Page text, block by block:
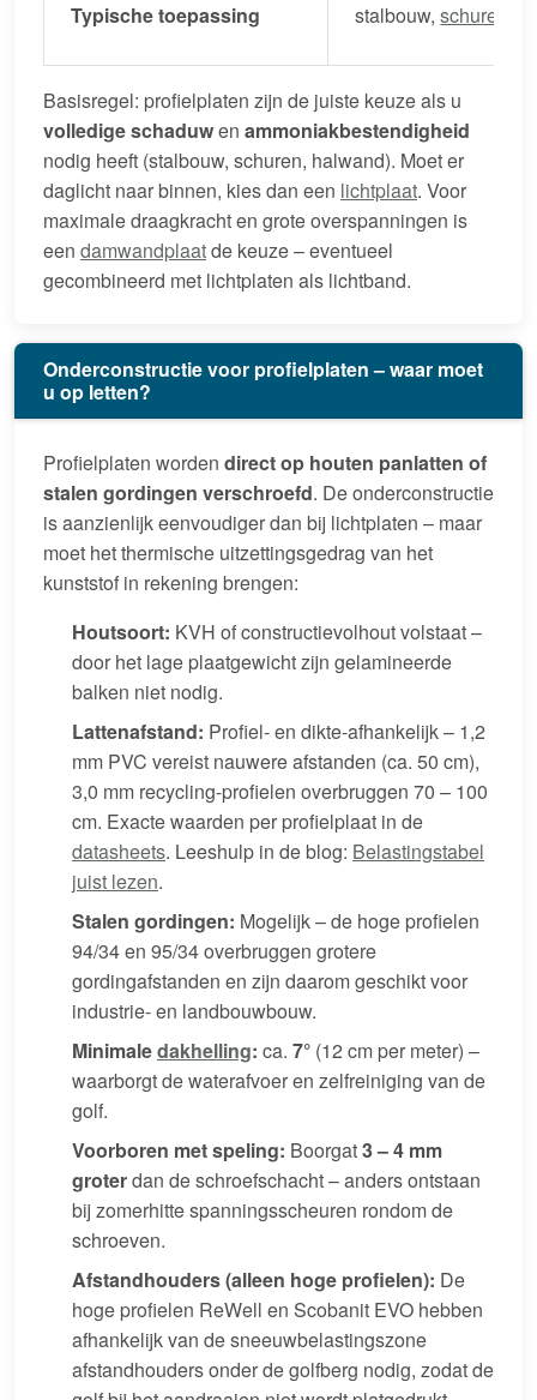
Typische toepassing stalbouw,schuren
Basisregel: profielplaten zijn de juiste keuze als u
volledige schaduwen ammoniakbestendigheid
nodig heeft (stalbouw, schuren, halwand). Moet er
daglicht naar binnen, kies dan een lichtplaat. Voor
maximale draagkracht en grote overspanningen is
een damwandplaatde keuze – eventueel
gecombineerd met lichtplaten als lichtband.
Onderconstructie voor profielplaten – waar moet
u op letten?
Profielplaten worden direct op houten panlatten of
stalen gordingen verschroefd. De onderconstructie
is aanzienlijk eenvoudiger dan bij lichtplaten – maar
moet het thermische uitzettingsgedrag van het
kunststof in rekening brengen:
Houtsoort: KVH of constructievolhout volstaat –
door het lage plaatgewicht zijn gelamineerde
balken niet nodig.
Lattenafstand: Profiel- en dikte-afhankelijk – 1,2
mm PVC vereist nauwere afstanden (ca. 50 cm),
3,0 mm recycling-profielen overbruggen 70 – 100
cm. Exacte waarden per profielplaat in de
datasheets. Leeshulp in de blog: Belastingstabel
juist lezen.
Stalen gordingen: Mogelijk – de hoge profielen
94/34 en 95/34 overbruggen grotere
gordingafstanden en zijn daarom geschikt voor
industrie- en landbouwbouw.
Minimaledakhelling: ca. 7° (12 cm per meter) –
waarborgt de waterafvoer en zelfreiniging van de
golf.
Voorboren met speling: Boorgat3 – 4 mm
groterdan de schroefschacht – anders ontstaan
bij zomerhitte spanningsscheuren rondom de
schroeven.
Afstandhouders (alleen hoge profielen): De
hoge profielen ReWell en Scobanit EVO hebben
afhankelijk van de sneeuwbelastingszone
afstandhouders onder de golfberg nodig, zodat de